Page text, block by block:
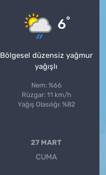
6°
Bölgesel düzensiz yağmur
yağışlı
Nem: %66
Rüzgar: 11 km/h
Yağış Olasılığı: %82
27 MART
CUMA